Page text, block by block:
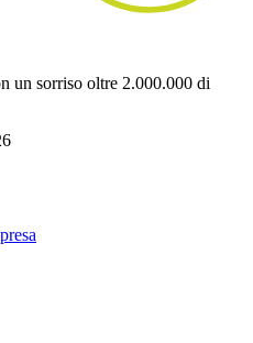
un sorriso oltre 2.000.000 di